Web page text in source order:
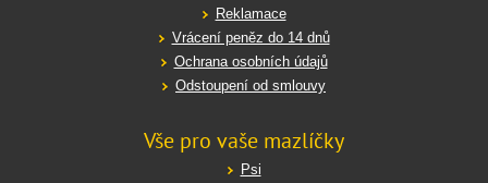
Reklamace
Vrácení peněz do 14 dnů
Ochrana osobních údajů
Odstoupení od smlouvy
Vše pro vaše mazlíčky
Psi